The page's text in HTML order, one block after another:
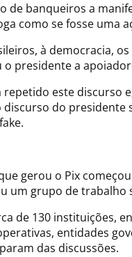
de banqueiros a
como se fosse uma
à democracia,
presidente a
este
do
gerou o Pix
um grupo de
de 130 instituições,
entidades
das discussões.